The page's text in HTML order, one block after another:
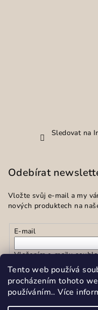
Tento web používá
procházením tohoto
používáním.. Více
Sledovat na
Odebírat
Vložte svůj e-mail a my
nových produktech na
E-mail
Vložením e-mailu
osobních údajů
Přihlásit se